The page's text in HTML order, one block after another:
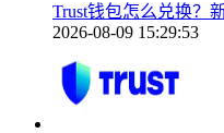
Trust钱包怎么兑换？
2026-08-09 15:29:53